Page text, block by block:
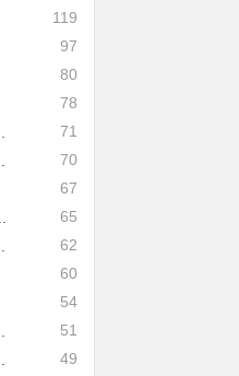
119
97
80
78
71
70
67
65
62
60
54
51
49